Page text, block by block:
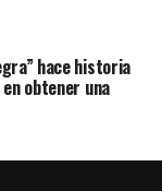
hace historia
obtener una